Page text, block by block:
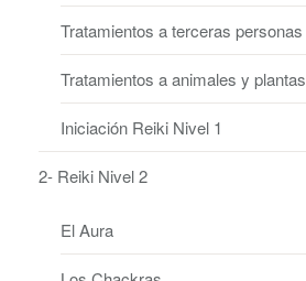
Tratamientos a terceras personas
Tratamientos a animales y plantas
Iniciación Reiki Nivel 1
2- Reiki Nivel 2
El Aura